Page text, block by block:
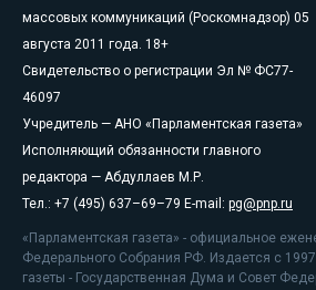
массовых коммуникаций (Роскомнадзор) 05
августа 2011 года. 18+
Свидетельство о регистрации Эл № ФС77-
46097
Учредитель — АНО «Парламентская газета»
Исполняющий обязанности главного
редактора — Абдуллаев М.Р.
Тел.: +7 (495) 637–69–79 E-mail: pg@pnp.ru
«Парламентская газета» - официальное
Федерального Собрания РФ. Издается с
газеты - Государственная Дума и Совет